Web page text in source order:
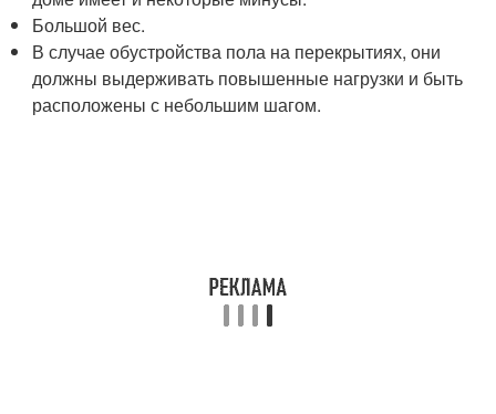
Большой вес.
В случае обустройства пола на перекрытиях, они
должны выдерживать повышенные нагрузки и быть
расположены с небольшим шагом.